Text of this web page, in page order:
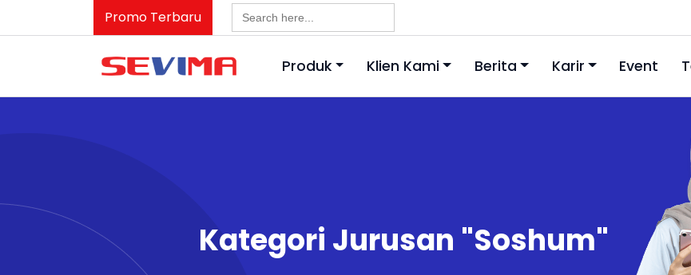
Promo Terbaru Search
for:
Produk Klien Kami Berita Karir Event
Kategori Jurusan "Soshum"